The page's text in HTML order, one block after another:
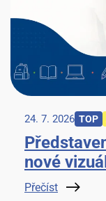
24. 7. 2026 TOP
nové
Přečíst